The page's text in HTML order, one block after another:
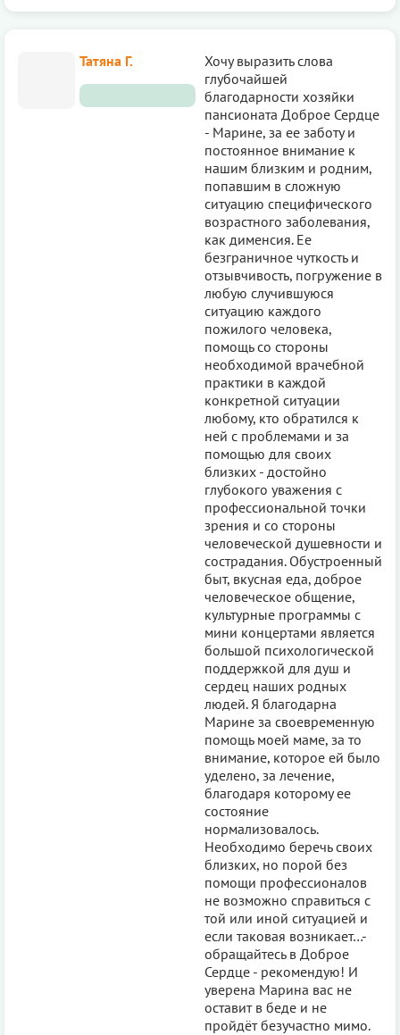
Татяна Г.
Хочу выразить слова
глубочайшей
благодарности хозяйки
пансионата Доброе Сердце
- Марине, за ее заботу и
постоянное внимание к
нашим близким и родним,
попавшим в сложную
ситуацию специфического
возрастного заболевания,
как дименсия. Ее
безграничное чуткость и
отзывчивость, погружение в
любую случившуюся
ситуацию каждого
пожилого человека,
помощь со стороны
необходимой врачебной
практики в каждой
конкретной ситуации
любому, кто обратился к
ней с проблемами и за
помощью для своих
близких - достойно
глубокого уважения с
профессиональной точки
зрения и со стороны
человеческой душевности и
сострадания. Обустроенный
быт, вкусная еда, доброе
человеческое общение,
культурные программы с
мини концертами является
большой психологической
поддержкой для душ и
сердец наших родных
людей. Я благодарна
Марине за своевременную
помощь моей маме, за то
внимание, которое ей было
уделено, за лечение,
благодаря которому ее
состояние
нормализовалось.
Необходимо беречь своих
близких, но порой без
помощи профессионалов
не возможно справиться с
той или иной ситуацией и
если таковая возникает…-
обращайтесь в Доброе
Сердце - рекомендую! И
уверена Марина вас не
оставит в беде и не
пройдёт безучастно мимо.